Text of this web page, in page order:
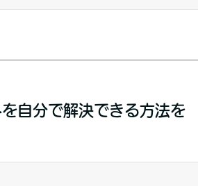
自分で解決できる方法を